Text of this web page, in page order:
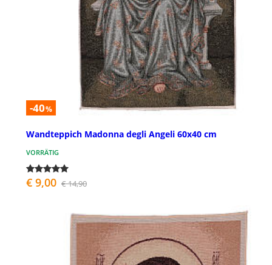
-40%
Wandteppich Madonna degli Angeli 60x40 cm
VORRÄTIG
€ 9,00 € 14,90